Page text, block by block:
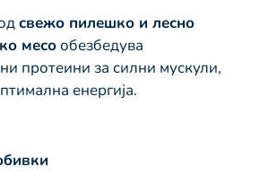
свежо пилешко и лесно
месообезбедува
протеини за силни мускули,
енергија.